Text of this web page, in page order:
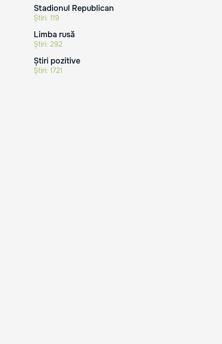
Stadionul Republican
Știri: 119
Limba rusă
Știri: 292
Știri pozitive
Știri: 1721